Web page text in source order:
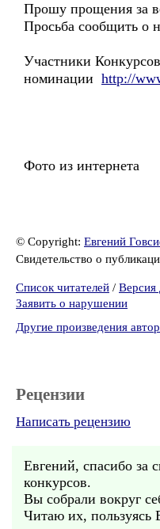
Прошу прощения за
Просьба сообщить о
Участники
номинации http://
Фото из интернета
© Copyright: Евгений
Свидетельство о
Список читателей / Версия
Заявить о нарушении
Другие произведения
Рецензии
Написать рецензию
Евгений, спасибо за
конкурсов.
Вы собрали вокруг
Читаю их,